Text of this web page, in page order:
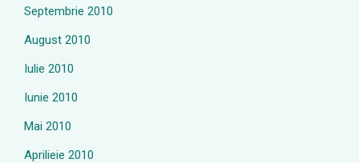
Septembrie 2010
August 2010
Iulie 2010
Iunie 2010
Mai 2010
Aprilieie 2010